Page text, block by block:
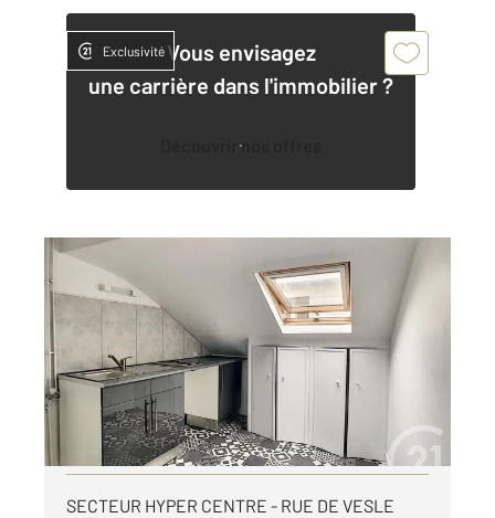
Vous envisagez
une carrière dans l'immobilier ?
Découvrir nos offres
Exclusivité
REIMS 51
36,35 m2, 2 pièces
Ref : 17517
Appartement F1 Bis à louer
585 €
par mois charges comprises
Visiter le site dédié
SECTEUR HYPER CENTRE - RUE DE VESLE